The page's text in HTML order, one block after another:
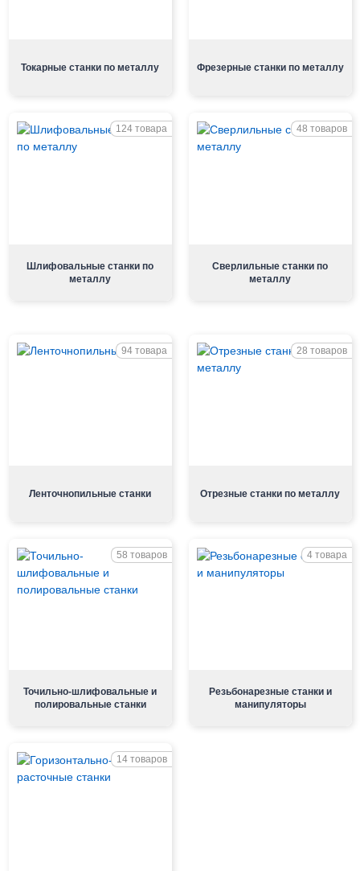
Токарные станки по металлу Фрезерные станки по металлу
124 товара
Шлифовальные станки по
металлу
48 товаров
Сверлильные станки по
металлу
94 товара
Ленточнопильные станки
28 товаров
Отрезные станки по металлу
58 товаров
Точильно-шлифовальные и
полировальные станки
4 товара
Резьбонарезные станки и
манипуляторы
14 товаров